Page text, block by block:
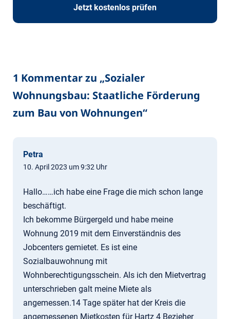
Jetzt kostenlos prüfen
1 Kommentar zu „Sozialer
Wohnungsbau: Staatliche Förderung
zum Bau von Wohnungen“
Petra
10. April 2023 um 9:32 Uhr
Hallo……ich habe eine Frage die mich schon lange
beschäftigt.
Ich bekomme Bürgergeld und habe meine
Wohnung 2019 mit dem Einverständnis des
Jobcenters gemietet. Es ist eine
Sozialbauwohnung mit
Wohnberechtigungsschein. Als ich den Mietvertrag
unterschrieben galt meine Miete als
angemessen.14 Tage später hat der Kreis die
angemessenen Mietkosten für Hartz 4 Bezieher